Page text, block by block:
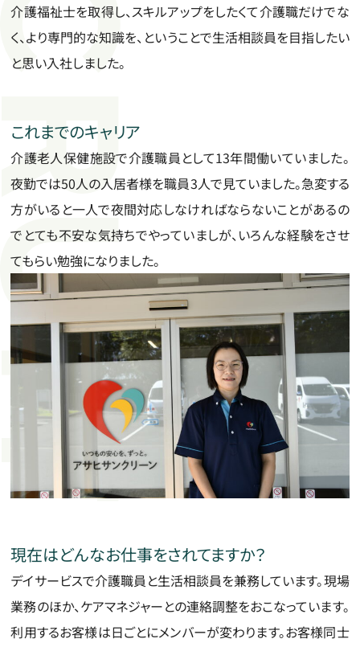
介護福祉士を取得し、スキルアップをしたくて介護職だけでな
く、より専門的な知識を、ということで生活相談員を目指したい
と思い入社しました。
これまでのキャリア
介護老人保健施設で介護職員として13年間働いていました。
夜勤では50人の入居者様を職員3人で見ていました。急変する
方がいると一人で夜間対応しなければならないことがあるの
でとても不安な気持ちでやっていましが、いろんな経験をさせ
てもらい勉強になりました。
現在はどんなお仕事をされてますか？
デイサービスで介護職員と生活相談員を兼務しています。現場
業務のほか、ケアマネジャーとの連絡調整をおこなっています。
利用するお客様は日ごとにメンバーが変わります。お客様同士